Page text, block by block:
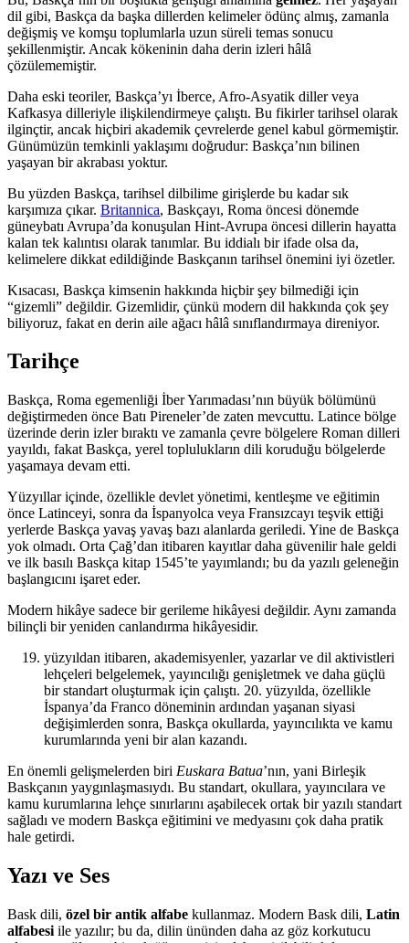
dil gibi, Baskça da başka dillerden kelimeler ödünç almış, zamanla
değişmiş ve komşu toplumlarla uzun süreli temas sonucu
şekillenmiştir. Ancak kökeninin daha derin izleri hâlâ
çözülememiştir.
Daha eski teoriler, Baskça’yı İberce, Afro-Asyatik diller veya
Kafkasya dilleriyle ilişkilendirmeye çalıştı. Bu fikirler tarihsel olarak
ilginçtir, ancak hiçbiri akademik çevrelerde genel kabul görmemiştir.
Günümüzün temkinli yaklaşımı doğrudur: Baskça’nın bilinen
yaşayan bir akrabası yoktur.
Bu yüzden Baskça, tarihsel dilbilime girişlerde bu kadar sık
karşımıza çıkar. Britannica, Baskçayı, Roma öncesi dönemde
güneybatı Avrupa’da konuşulan Hint-Avrupa öncesi dillerin hayatta
kalan tek kalıntısı olarak tanımlar. Bu iddialı bir ifade olsa da,
kelimelere dikkat edildiğinde Baskçanın tarihsel önemini iyi özetler.
Kısacası, Baskça kimsenin hakkında hiçbir şey bilmediği için
“gizemli” değildir. Gizemlidir, çünkü modern dil hakkında çok şey
biliyoruz, fakat en derin aile ağacı hâlâ sınıflandırmaya direniyor.
Tarihçe
Baskça, Roma egemenliği İber Yarımadası’nın büyük bölümünü
değiştirmeden önce Batı Pireneler’de zaten mevcuttu. Latince bölge
üzerinde derin izler bıraktı ve zamanla çevre bölgelere Roman dilleri
yayıldı, fakat Baskça, yerel toplulukların dili koruduğu bölgelerde
yaşamaya devam etti.
Yüzyıllar içinde, özellikle devlet yönetimi, kentleşme ve eğitimin
önce Latinceyi, sonra da İspanyolca veya Fransızcayı teşvik ettiği
yerlerde Baskça yavaş yavaş bazı alanlarda geriledi. Yine de Baskça
yok olmadı. Orta Çağ’dan itibaren kayıtlar daha güvenilir hale geldi
ve ilk basılı Baskça kitap 1545’te yayımlandı; bu da yazılı geleneğin
başlangıcını işaret eder.
Modern hikâye sadece bir gerileme hikâyesi değildir. Aynı zamanda
bilinçli bir yeniden canlandırma hikâyesidir.
yüzyıldan itibaren, akademisyenler, yazarlar ve dil aktivistleri
lehçeleri belgelemek, yayıncılığı genişletmek ve daha güçlü
bir standart oluşturmak için çalıştı. 20. yüzyılda, özellikle
İspanya’da Franco döneminin ardından yaşanan siyasi
değişimlerden sonra, Baskça okullarda, yayıncılıkta ve kamu
kurumlarında yeni bir alan kazandı.
En önemli gelişmelerden biri Euskara Batua’nın, yani Birleşik
Baskçanın yaygınlaşmasıydı. Bu standart, okullara, yayıncılara ve
kamu kurumlarına lehçe sınırlarını aşabilecek ortak bir yazılı standart
sağladı ve modern Baskça eğitimini ve medyasını çok daha pratik
hale getirdi.
Yazı ve Ses
Bask dili, özel bir antik alfabe kullanmaz. Modern Bask dili, Latin
alfabesi ile yazılır; bu da, dilin ününden daha az göz korkutucu